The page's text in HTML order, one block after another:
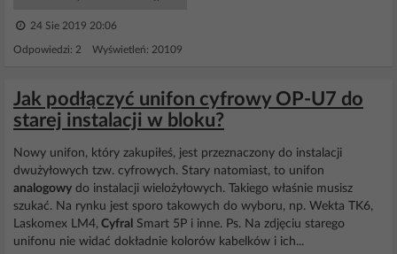
24 Sie 2019 20:06
Odpowiedzi: 2 Wyświetleń: 20109
Jak podłączyć unifon cyfrowy OP-U7 do
starej instalacji w bloku?
Nowy unifon, który zakupiłeś, jest przeznaczony do instalacji
dwużyłowych tzw. cyfrowych. Stary natomiast, to unifon
analogowy do instalacji wielożyłowych. Takiego właśnie musisz
szukać. Na rynku jest sporo takowych do wyboru, np. Wekta TK6,
Laskomex LM4, Cyfral Smart 5P i inne. Ps. Na zdjęciu starego
unifonu nie widać dokładnie kolorów kabelków i ich...